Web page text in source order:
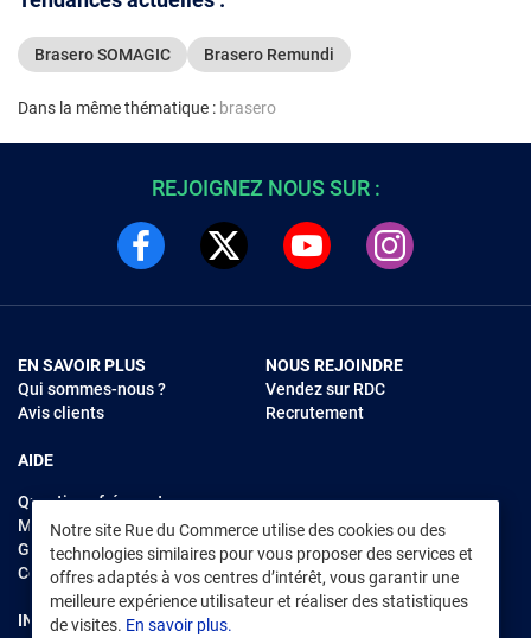
Brasero SOMAGIC Brasero Remundi
Dans la même thématique : brasero
Notre site Rue du Commerce utilise des cookies ou des
technologies similaires pour vous proposer des services et
offres adaptés à vos centres d’intérêt, vous garantir une
meilleure expérience utilisateur et réaliser des statistiques
de visites. En savoir plus.
REJOIGNEZ NOUS SUR :
EN SAVOIR PLUS
Qui sommes-nous ?
Avis clients
AIDE
Questions fréquentes
Modes de règlements
Garantie et retours
Contacter Rue du Commerce
NOUS REJOINDRE
Vendez sur RDC
Recrutement
INFORMATIONS LÉGALES